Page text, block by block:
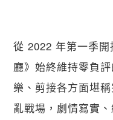
從 2022 年第一季
廳》始終維持零負
樂、剪接各方面堪
亂戰場，劇情寫實